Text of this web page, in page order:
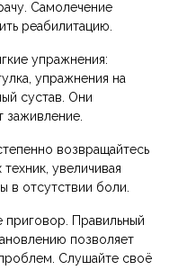
Самолечение
реабилитацию.
упражнения:
упражнения на
сустав. Они
заживление.
возвращайтесь
увеличивая
в отсутствии боли.
Правильный
позволяет
Слушайте своё